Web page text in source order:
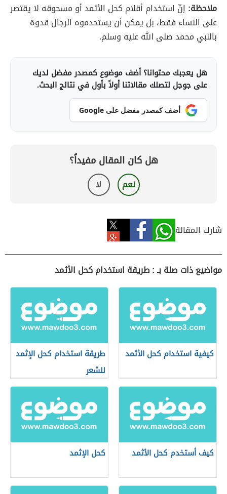
ملاحظة: إنّ استخدام أقلام كحل الأثمد أو مسحوقه لا يقتصر
على النساء فقط، بل يمكن أن يستحدموه الرجال قدوة
بالنبي محمد صلى الله عليه وسلم.
هل يعجبك محتوانا؟ أضف موضوع كمصدر مفضل لديك
على جوجل لتصلك مقالاتنا أولاً بأول في نتائج البحث.
أضف كمصدر مفضل على Google
هل كان المقال مفيداً؟
نعم لا
شارك المقالة
مواضيع ذات صلة بـ : طريقة استخدام كحل الأثمد
كيفية استخدام كحل الأثمد
طريقة استخدام كحل الإثمد
للشعر
كيف أستخدم كحل الأثمد كحل الإثمد